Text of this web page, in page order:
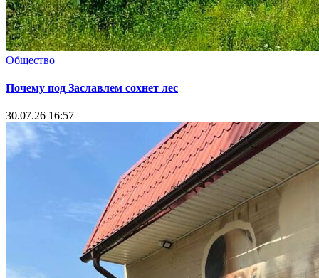
Общество
Почему под Заславлем сохнет лес
30.07.26 16:57